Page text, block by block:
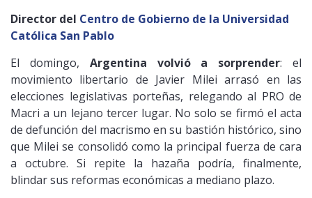
Director del Centro de Gobierno de la Universidad
Católica San Pablo
El domingo, Argentina volvió a sorprender: el
movimiento libertario de Javier Milei arrasó en las
elecciones legislativas porteñas, relegando al PRO de
Macri a un lejano tercer lugar. No solo se firmó el acta
de defunción del macrismo en su bastión histórico, sino
que Milei se consolidó como la principal fuerza de cara
a octubre. Si repite la hazaña podría, finalmente,
blindar sus reformas económicas a mediano plazo.